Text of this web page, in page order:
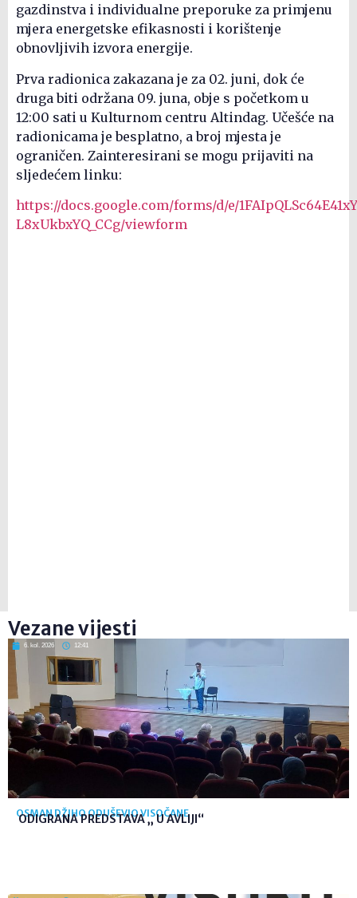
gazdinstva i individualne preporuke za primjenu
mjera energetske efikasnosti i korištenje
obnovljivih izvora energije.
Prva radionica zakazana je za 02. juni, dok će
druga biti održana 09. juna, obje s početkom u
12:00 sati u Kulturnom centru Altindag. Učešće na
radionicama je besplatno, a broj mjesta je
ograničen. Zainteresirani se mogu prijaviti na
sljedećem linku:
https://docs.google.com/forms/d/e/
L8xUkbxYQ_CCg/viewform
Vezane vijesti
6. kol. 2026 12:41
OSMAN DŽIHO ODUŠEVIO VISOČANE
ODIGRANA PREDSTAVA „ U AVLIJI“